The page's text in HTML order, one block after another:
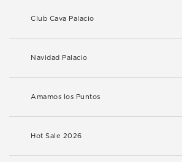
Club Cava Palacio
Navidad Palacio
Amamos los Puntos
Hot Sale 2026